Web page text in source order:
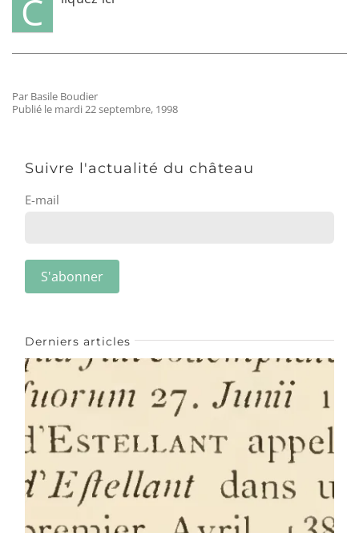
C
Par Basile Boudier
Publié le mardi 22 septembre, 1998
Suivre l'actualité du château
E-mail
Derniers articles